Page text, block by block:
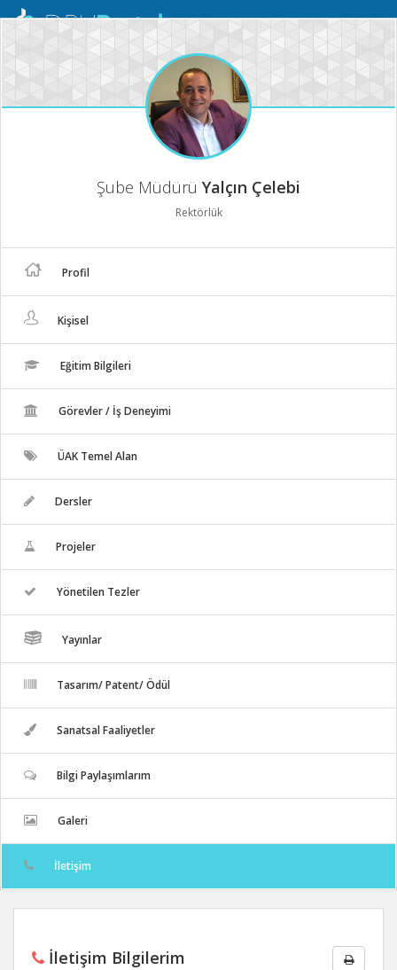
Mobil
Şube Müdürü Yalçın Çelebi
Rektörlük
Profil
Kişisel
Eğitim Bilgileri
Görevler / İş Deneyimi
ÜAK Temel Alan
Dersler
Projeler
Yönetilen Tezler
Yayınlar
Tasarım/ Patent/ Ödül
Sanatsal Faaliyetler
Bilgi Paylaşımlarım
Galeri
İletişim
İletişim Bilgilerim